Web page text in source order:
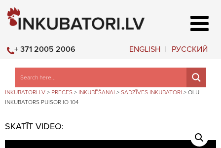
ENGLISH РУССКИЙ
+ 371 2005 2006
INKUBATORI.LV > PRECES > INKUBĒŠANAI > SADZĪVES INKUBATORI > OLU
INKUBATORS PUISOR IO 104
SKATĪT VIDEO: